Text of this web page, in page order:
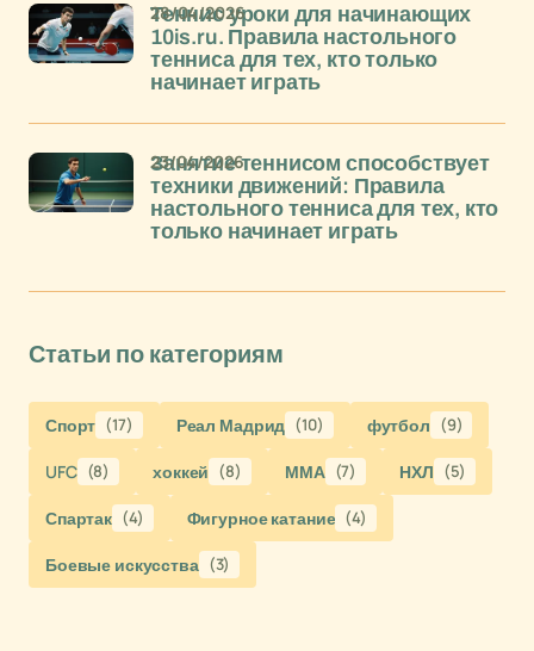
Теннис уроки для начинающих
10is.ru. Правила настольного
тенниса для тех, кто только
начинает играть
28/04/2026
Занятие теннисом способствует
техники движений: Правила
настольного тенниса для тех, кто
только начинает играть
23/04/2026
Статьи по категориям
Спорт (17) Реал Мадрид (10) футбол (9)
UFC (8) хоккей (8) ММА (7) НХЛ (5)
Спартак (4) Фигурное катание (4)
Боевые искусства (3)